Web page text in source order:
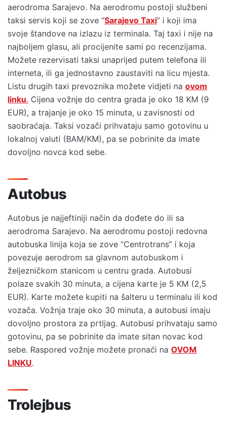
aerodroma Sarajevo. Na aerodromu postoji službeni
taksi servis koji se zove “Sarajevo Taxi” i koji ima
svoje štandove na izlazu iz terminala. Taj taxi i nije na
najboljem glasu, ali procijenite sami po recenzijama.
Možete rezervisati taksi unaprijed putem telefona ili
interneta, ili ga jednostavno zaustaviti na licu mjesta.
Listu drugih taxi prevoznika možete vidjeti na ovom
linku. Cijena vožnje do centra grada je oko 18 KM (9
EUR), a trajanje je oko 15 minuta, u zavisnosti od
saobraćaja. Taksi vozači prihvataju samo gotovinu u
lokalnoj valuti (BAM/KM), pa se pobrinite da imate
dovoljno novca kod sebe.
Autobus
Autobus je najjeftiniji način da dođete do ili sa
aerodroma Sarajevo. Na aerodromu postoji redovna
autobuska linija koja se zove “Centrotrans” i koja
povezuje aerodrom sa glavnom autobuskom i
željezničkom stanicom u centru grada. Autobusi
polaze svakih 30 minuta, a cijena karte je 5 KM (2,5
EUR). Karte možete kupiti na šalteru u terminalu ili kod
vozača. Vožnja traje oko 30 minuta, a autobusi imaju
dovoljno prostora za prtljag. Autobusi prihvataju samo
gotovinu, pa se pobrinite da imate sitan novac kod
sebe. Raspored vožnje možete pronaći na OVOM
LINKU.
Trolejbus